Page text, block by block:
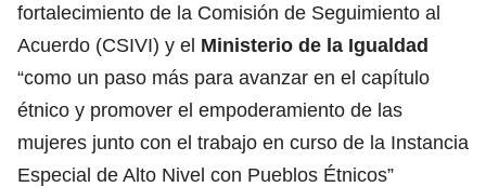
fortalecimiento de la Comisión de Seguimiento al
Acuerdo (CSIVI) y el Ministerio de la Igualdad
“como un paso más para avanzar en el capítulo
étnico y promover el empoderamiento de las
mujeres junto con el trabajo en curso de la Instancia
Especial de Alto Nivel con Pueblos Étnicos”